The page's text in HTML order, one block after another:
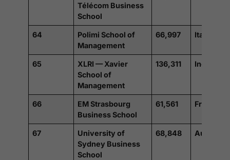
Télécom Business
School
64
Polimi School of
Management
66,997 Italie
65
XLRI — Xavier
School of
Management
136,311 Inde
66
EM Strasbourg
Business School
61,561 France
67
University of
Sydney Business
School
68,848 Australie